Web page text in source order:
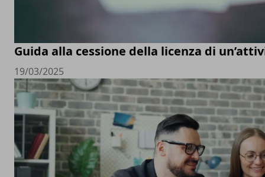
Guida alla cessione della licenza di
19/03/2025